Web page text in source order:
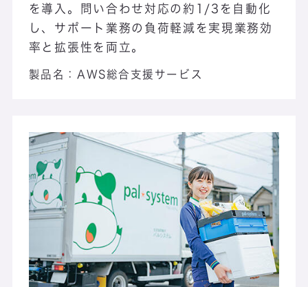
を導入。問い合わせ対応の約1/3を自動化
し、サポート業務の負荷軽減を実現業務効
率と拡張性を両立。
製品名： AWS総合支援サービス